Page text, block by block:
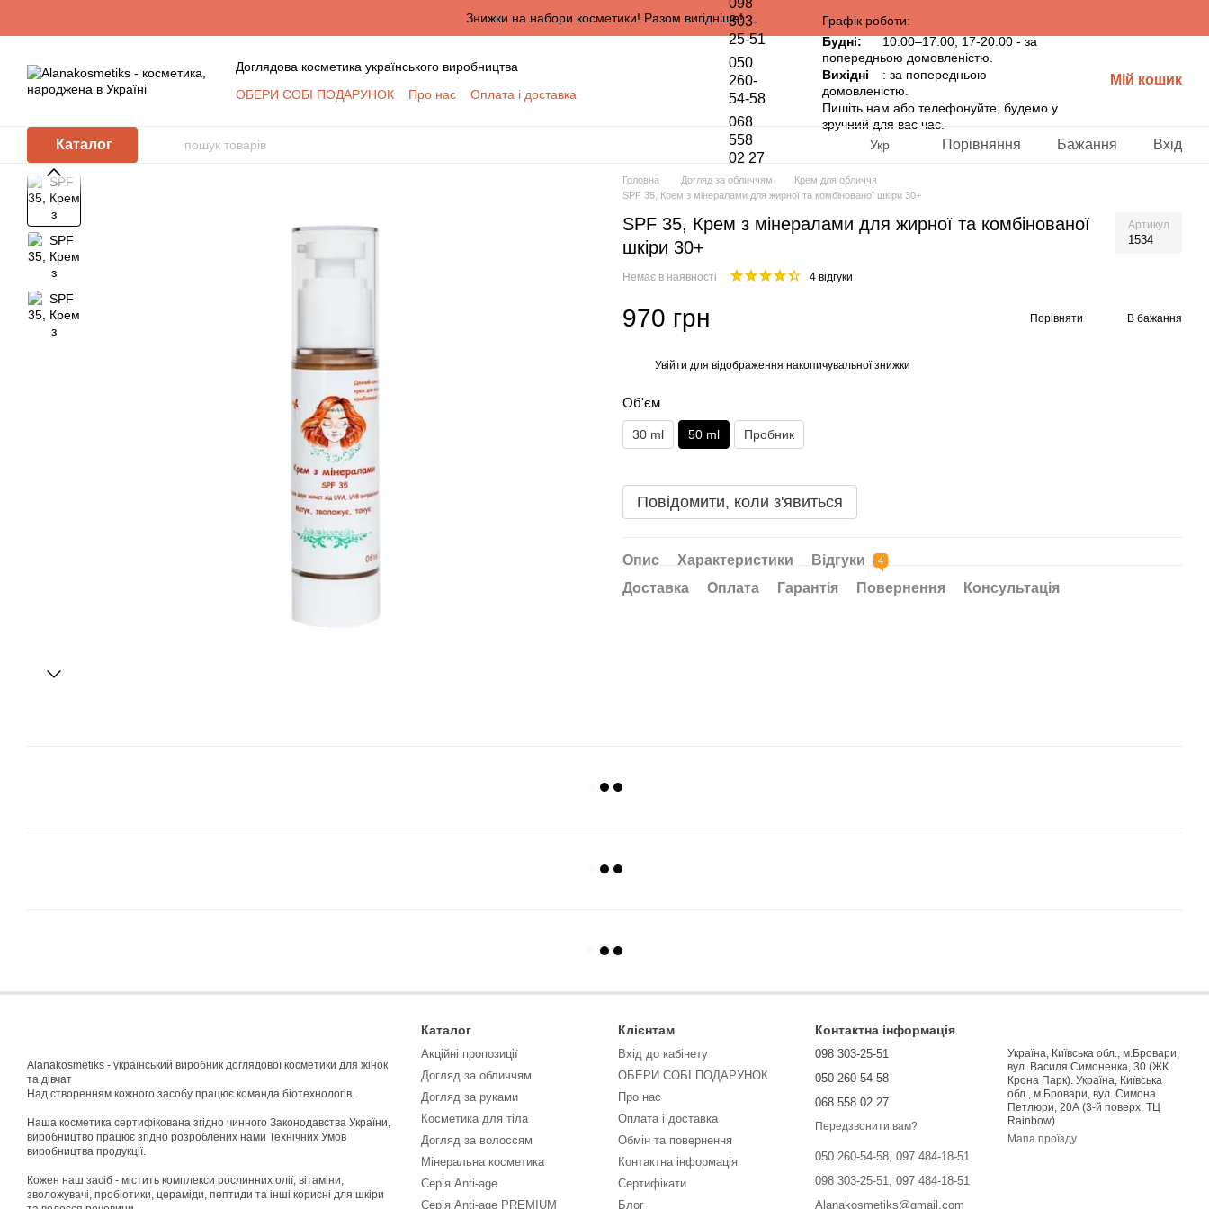
Знижки на набори косметики! Разом вигідніше!
Доглядова косметика українського виробництва
ОБЕРИ СОБІ ПОДАРУНОК
Про нас
Оплата і доставка
Відгуки про магазин
098
303-
25-51
050
260-
54-58
068
558
02 27
Графік роботи:
Будні:
10:00–17:00, 17-20:00 - за
попередньою домовленістю.
Вихідні
: за попередньою
домовленістю.
Пишіть нам або телефонуйте, будемо у
зручний для вас час.
Мій кошик
Каталог Укр Порівняння Бажання Вхід
Головна Догляд за обличчям
Крем для обличчя
SPF 35, Крем з мінералами для жирної та комбінованої шкіри 30+
SPF 35, Крем з мінералами для жирної та комбінованої
шкіри 30+
Артикул
1534
Немає в наявності 4 відгуки
970 грн Порівняти В бажання
Увійти для відображення накопичувальної знижки
Об'єм
30 ml 50 ml Пробник
Повідомити, коли з'явиться
Опис Характеристики Відгуки 4
Доставка Оплата Гарантія Повернення Консультація
Alanakosmetiks - український виробник доглядової косметики для жінок
та дівчат
Над створенням кожного засобу працює команда біотехнологів.
Наша косметика сертифікована згідно чинного Законодавства України,
виробництво працює згідно розроблених нами Технічних Умов
виробництва продукції.
Кожен наш засіб - містить комплекси рослинних олії, вітаміни,
зволожувачі, пробіотики, цераміди, пептиди та інші корисні для шкіри
Каталог
Акційні пропозиції
Догляд за обличчям
Догляд за руками
Косметика для тіла
Догляд за волоссям
Мінеральна косметика
Серія Anti-age
Серія Anti-age PREMIUM
Клієнтам
Вхід до кабінету
ОБЕРИ СОБІ ПОДАРУНОК
Про нас
Оплата і доставка
Обмін та повернення
Контактна інформація
Сертифікати
Блог
Контактна інформація
098 303-25-51
050 260-54-58
068 558 02 27
Передзвонити вам?
050 260-54-58, 097 484-18-51
098 303-25-51, 097 484-18-51
Alanakosmetiks@gmail.com
Україна, Київська обл., м.Бровари,
вул. Василя Симоненка, 30 (ЖК
Крона Парк). Україна, Київська
обл., м.Бровари, вул. Симона
Петлюри, 20А (3-й поверх, ТЦ
Rainbow)
Мапа проїзду